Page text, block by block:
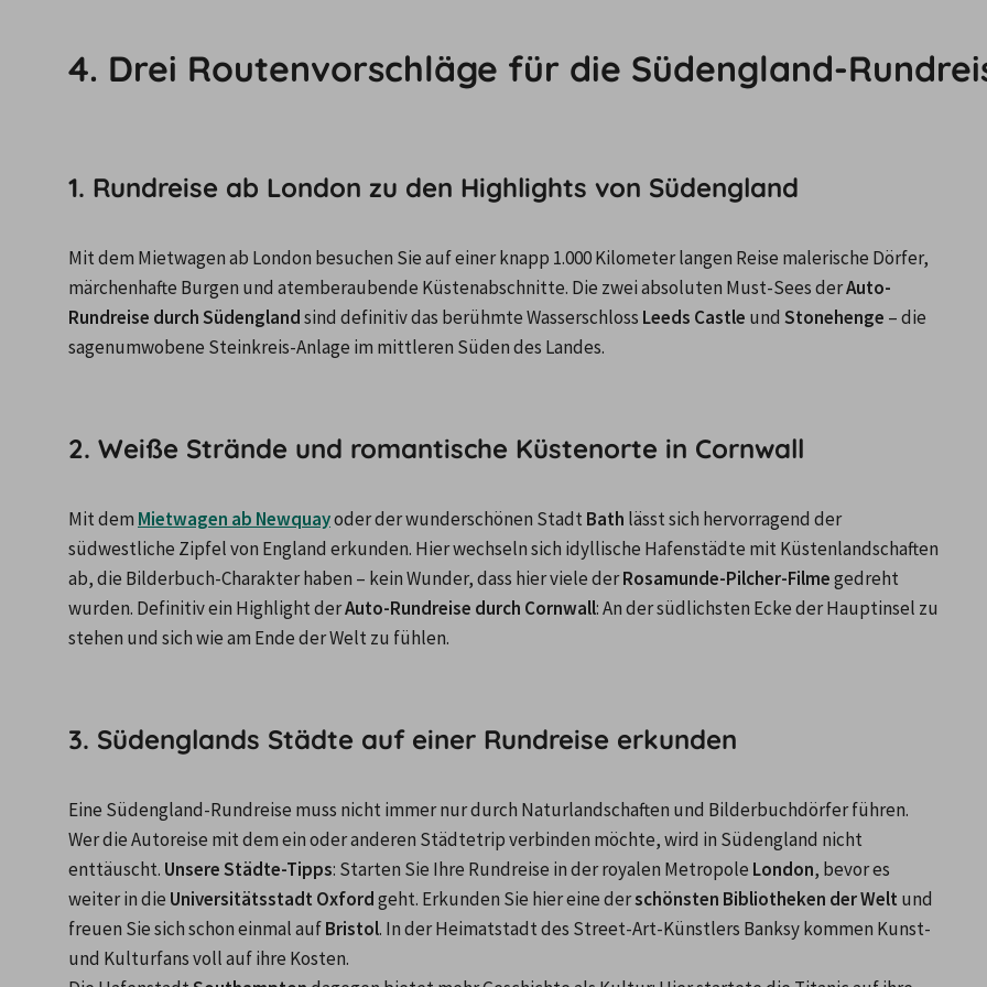
4. Drei Routenvorschläge für die Südengland-
1. Rundreise ab London zu den Highlights von Südengland
Mit dem Mietwagen ab London besuchen Sie auf einer knapp 1.000 Kilometer langen Reise malerische Dörfer,
märchenhafte Burgen und atemberaubende Küstenabschnitte. Die zwei absoluten Must-Sees der Auto-
Rundreise durch Südengland sind definitiv das berühmte Wasserschloss Leeds Castle und Stonehenge – die
sagenumwobene Steinkreis-Anlage im mittleren Süden des Landes.
2. Weiße Strände und romantische Küstenorte in Cornwall
Mit dem Mietwagen ab Newquay oder der wunderschönen Stadt Bath lässt sich hervorragend der
südwestliche Zipfel von England erkunden. Hier wechseln sich idyllische Hafenstädte mit Küstenlandschaften
ab, die Bilderbuch-Charakter haben – kein Wunder, dass hier viele der Rosamunde-Pilcher-Filme gedreht
wurden. Definitiv ein Highlight der Auto-Rundreise durch Cornwall: An der südlichsten Ecke der Hauptinsel zu
stehen und sich wie am Ende der Welt zu fühlen.
3. Südenglands Städte auf einer Rundreise erkunden
Eine Südengland-Rundreise muss nicht immer nur durch Naturlandschaften und Bilderbuchdörfer führen.
Wer die Autoreise mit dem ein oder anderen Städtetrip verbinden möchte, wird in Südengland nicht
enttäuscht. Unsere Städte-Tipps: Starten Sie Ihre Rundreise in der royalen Metropole London, bevor es
weiter in die Universitätsstadt Oxford geht. Erkunden Sie hier eine der schönsten Bibliotheken der Welt und
freuen Sie sich schon einmal auf Bristol. In der Heimatstadt des Street-Art-Künstlers Banksy kommen Kunst-
und Kulturfans voll auf ihre Kosten.